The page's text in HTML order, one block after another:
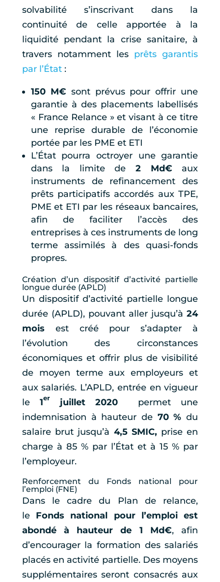
solvabilité s’inscrivant dans la
continuité de celle apportée à la
liquidité pendant la crise sanitaire, à
travers notamment les prêts garantis
par l’État:
150 M€ sont prévus pour offrir une
garantie à des placements labellisés
« France Relance » et visant à ce titre
une reprise durable de l’économie
portée par les PME et ETI
L’État pourra octroyer une garantie
dans la limite de2 Md€ aux
instruments de refinancement des
prêts participatifs accordés aux TPE,
PME et ETI par les réseaux bancaires,
afin de faciliter l’accès des
entreprises à ces instruments de long
terme assimilés à des quasi-fonds
propres.
Création d’un dispositif d’activité partielle
longue durée (APLD)
Un dispositif d’activité partielle longue
durée (APLD), pouvant aller jusqu’à24
mois est créé pour s’adapter à
l’évolution des circonstances
économiques et offrir plus de visibilité
de moyen terme aux employeurs et
aux salariés. L’APLD, entrée en vigueur
le1er juillet 2020 permet une
indemnisation à hauteur de 70 % du
salaire brut jusqu’à 4,5 SMIC, prise en
charge à 85 % par l’État et à 15 % par
l’employeur.
Renforcement du Fonds national pour
l’emploi (FNE)
Dans le cadre du Plan de relance,
le Fonds national pour l’emploi est
abondé à hauteur de 1 Md€, afin
d’encourager la formation des salariés
placés en activité partielle. Des moyens
supplémentaires seront consacrés aux